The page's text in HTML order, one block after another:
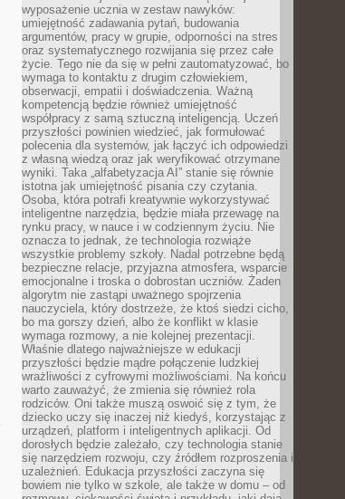
wyposażenie ucznia w zestaw nawyków:
umiejętność zadawania pytań, budowania
argumentów, pracy w grupie, odporności na stres
oraz systematycznego rozwijania się przez całe
życie. Tego nie da się w pełni zautomatyzować, bo
wymaga to kontaktu z drugim człowiekiem,
obserwacji, empatii i doświadczenia. Ważną
kompetencją będzie również umiejętność
współpracy z samą sztuczną inteligencją. Uczeń
przyszłości powinien wiedzieć, jak formułować
polecenia dla systemów, jak łączyć ich odpowiedzi
z własną wiedzą oraz jak weryfikować otrzymane
wyniki. Taka „alfabetyzacja AI” stanie się równie
istotna jak umiejętność pisania czy czytania.
Osoba, która potrafi kreatywnie wykorzystywać
inteligentne narzędzia, będzie miała przewagę na
rynku pracy, w nauce i w codziennym życiu. Nie
oznacza to jednak, że technologia rozwiąże
wszystkie problemy szkoły. Nadal potrzebne będą
bezpieczne relacje, przyjazna atmosfera, wsparcie
emocjonalne i troska o dobrostan uczniów. Żaden
algorytm nie zastąpi uważnego spojrzenia
nauczyciela, który dostrzeże, że ktoś siedzi cicho,
bo ma gorszy dzień, albo że konflikt w klasie
wymaga rozmowy, a nie kolejnej prezentacji.
Właśnie dlatego najważniejsze w edukacji
przyszłości będzie mądre połączenie ludzkiej
wrażliwości z cyfrowymi możliwościami. Na końcu
warto zauważyć, że zmienia się również rola
rodziców. Oni także muszą oswoić się z tym, że
dziecko uczy się inaczej niż kiedyś, korzystając z
urządzeń, platform i inteligentnych aplikacji. Od
dorosłych będzie zależało, czy technologia stanie
się narzędziem rozwoju, czy źródłem rozproszenia i
uzależnień. Edukacja przyszłości zaczyna się
bowiem nie tylko w szkole, ale także w domu – od